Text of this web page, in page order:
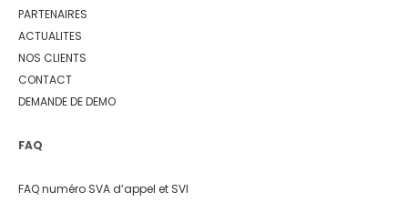
PARTENAIRES
ACTUALITES
NOS CLIENTS
CONTACT
DEMANDE DE DEMO
FAQ
FAQ numéro SVA d’appel et SVI